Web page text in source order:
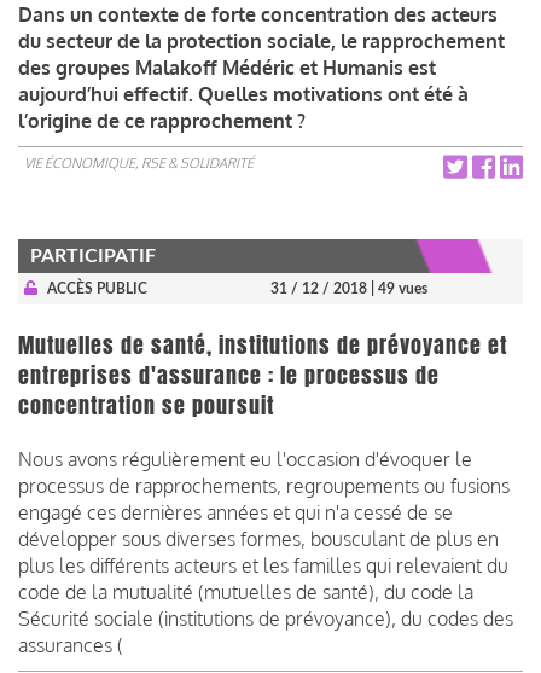
Dans un contexte de forte concentration des acteurs
du secteur de la protection sociale, le rapprochement
des groupes Malakoff Médéric et Humanis est
aujourd’hui effectif. Quelles motivations ont été à
l’origine de ce rapprochement ?
VIE ÉCONOMIQUE, RSE & SOLIDARITÉ
PARTICIPATIF
ACCÈS PUBLIC 31 / 12 / 2018 | 49 vues
Mutuelles de santé, institutions de prévoyance et
entreprises d'assurance : le processus de
concentration se poursuit
Nous avons régulièrement eu l'occasion d'évoquer le
processus de rapprochements, regroupements ou fusions
engagé ces dernières années et qui n'a cessé de se
développer sous diverses formes, bousculant de plus en
plus les différents acteurs et les familles qui relevaient du
code de la mutualité (mutuelles de santé), du code la
Sécurité sociale (institutions de prévoyance), du codes des
assurances (